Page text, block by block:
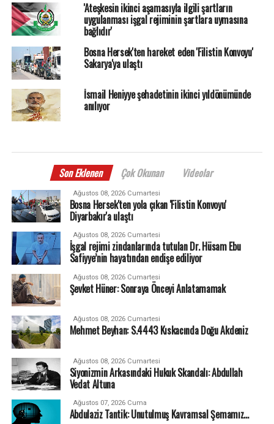
'Ateşkesin ikinci aşamasıyla ilgili şartların
uygulanması işgal rejiminin şartlara uymasına
bağlıdır'
Bosna Hersek'ten hareket eden 'Filistin Konvoyu'
Sakarya'ya ulaştı
İsmail Heniyye şehadetinin ikinci yıldönümünde
anılıyor
Son Eklenen Çok Okunan Videolar
Ağustos 08, 2026 Cumartesi
Bosna Hersek'ten yola çıkan 'Filistin Konvoyu'
Diyarbakır'a ulaştı
Ağustos 08, 2026 Cumartesi
İşgal rejimi zindanlarında tutulan Dr. Hüsam Ebu
Safiyye’nin hayatından endişe ediliyor
Ağustos 08, 2026 Cumartesi
Şevket Hüner: Sonraya Önceyi Anlatamamak
Ağustos 08, 2026 Cumartesi
Mehmet Beyhan: S.4443 Kıskacında Doğu Akdeniz
Ağustos 08, 2026 Cumartesi
Siyonizmin Arkasındaki Hukuk Skandalı: Abdullah
Vedat Altuna
Ağustos 07, 2026 Cuma
Abdulaziz Tantik: Unutulmuş Kavramsal Şemamız…